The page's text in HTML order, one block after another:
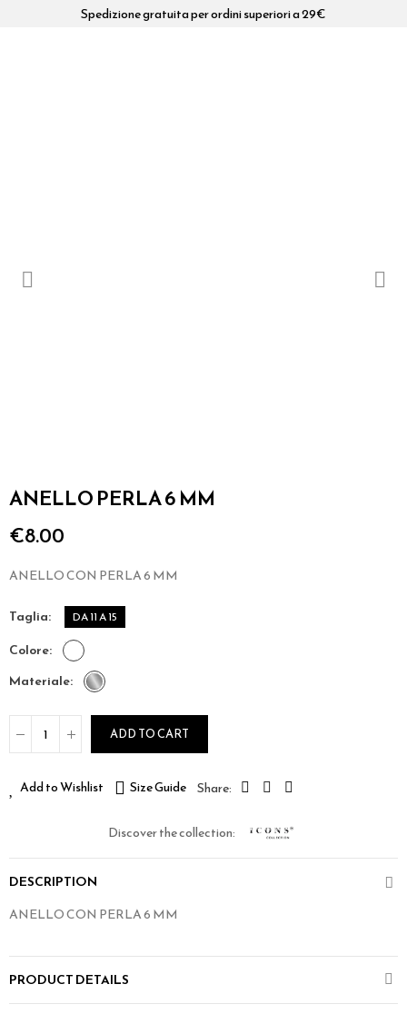
Spedizione gratuita per ordini superiori a 29€
ANELLO PERLA 6 MM
€8.00
ANELLO CON PERLA 6 MM
taglia DA 11 A 15
colore
materiale
ADD TO CART
Add to Wishlist Size Guide
Discover the collection:
DESCRIPTION
ANELLO CON PERLA 6 MM
PRODUCT DETAILS